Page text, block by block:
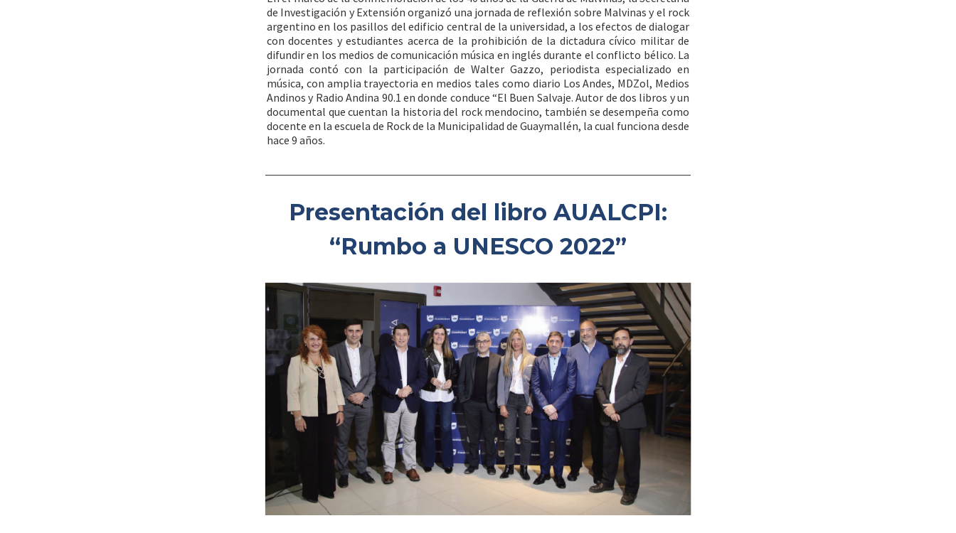
de Investigación y Extensión organizó una jornada de reflexión sobre Malvinas y el rock
argentino en los pasillos del edificio central de la universidad, a los efectos de dialogar
con docentes y estudiantes acerca de la prohibición de la dictadura cívico militar de
difundir en los medios de comunicación música en inglés durante el conflicto bélico. La
jornada contó con la participación de Walter Gazzo, periodista especializado en
música, con amplia trayectoria en medios tales como diario Los Andes, MDZol, Medios
Andinos y Radio Andina 90.1 en donde conduce “El Buen Salvaje. Autor de dos libros y un
documental que cuentan la historia del rock mendocino, también se desempeña como
docente en la escuela de Rock de la Municipalidad de Guaymallén, la cual funciona desde
hace 9 años.
Presentación del libro AUALCPI:
“Rumbo a UNESCO 2022”